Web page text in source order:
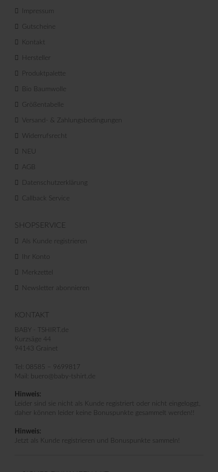
Impressum
Gutscheine
Kontakt
Hersteller
Produktpalette
Bio Baumwolle
Größentabelle
Versand- & Zahlungsbedingungen
Widerrufsrecht
NEU
AGB
Datenschutzerklärung
Callback Service
SHOPSERVICE
Als Kunde registrieren
Ihr Konto
Merkzettel
Newsletter abonnieren
KONTAKT
BABY - TSHIRT.de
Kurzsäge 44
94143 Grainet
Tel: 08585 – 9699817
Mail: buero@baby-tshirt.de
Hinweis:
Leider sind sie nicht als Kunde registriert oder nicht eingeloggt,
daher können leider keine Bonuspunkte gesammelt werden!!
Hinweis:
Jetzt als Kunde registrieren und Bonuspunkte sammeln!